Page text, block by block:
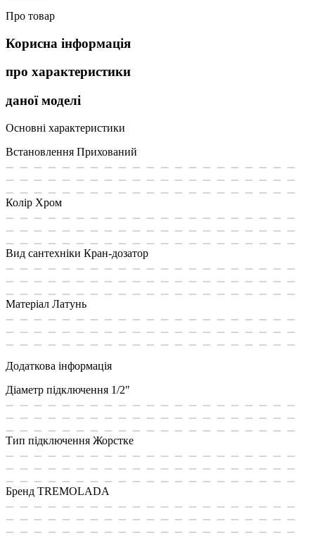
Про товар
Корисна інформація
про характеристики
даної моделі
Основні характеристики
Встановлення Прихований
Колір Хром
Вид сантехніки Кран-дозатор
Матеріал Латунь
Додаткова інформація
Діаметр підключення 1/2"
Тип підключення Жорстке
Бренд TREMOLADA